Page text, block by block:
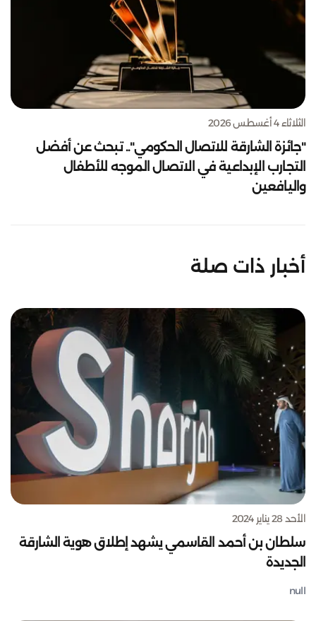
الثلاثاء 4 أغسطس 2026
"جائزة الشارقة للاتصال الحكومي".. تبحث عن أفضل
التجارب الإبداعية في الاتصال الموجه للأطفال
واليافعين
أخبار ذات صلة
الأحد 28 يناير 2024
سلطان بن أحمد القاسمي يشهد إطلاق هوية الشارقة
الجديدة
null